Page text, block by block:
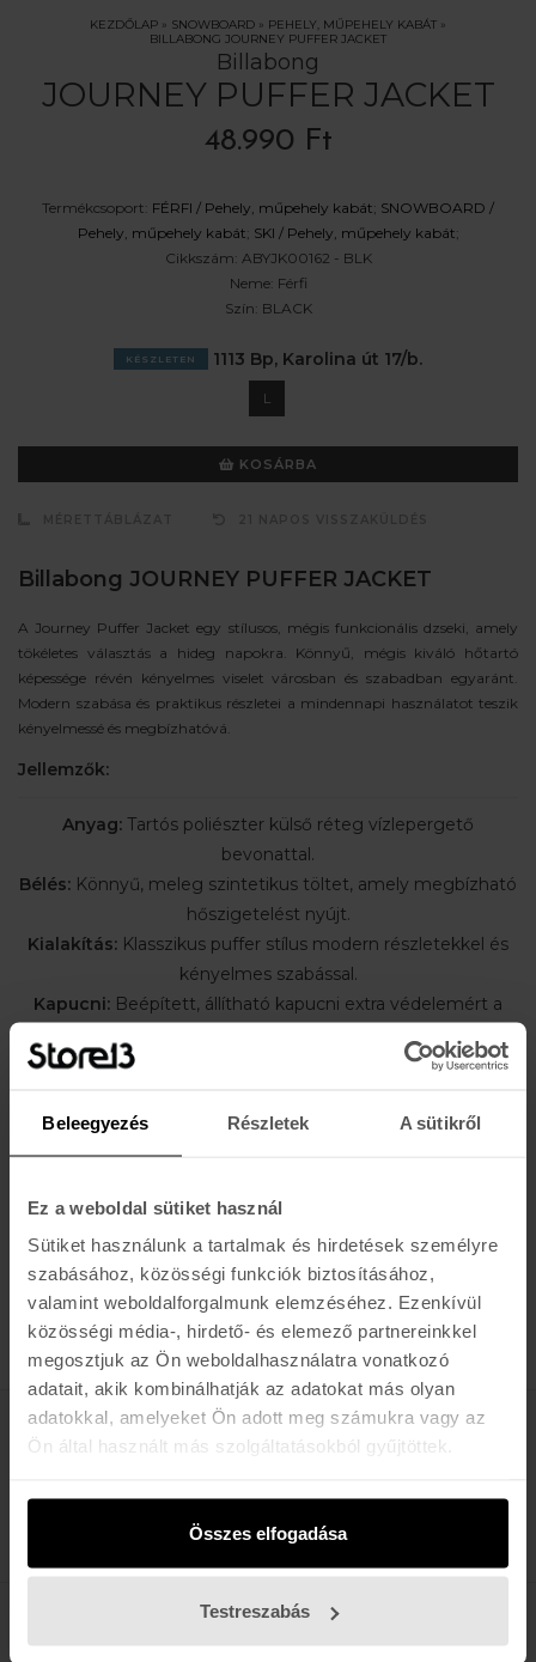
Beleegyezés Részletek A sütikről
Ez a weboldal sütiket használ
Sütiket használunk a tartalmak és hirdetések személyre
szabásához, közösségi funkciók biztosításához,
valamint weboldalforgalmunk elemzéséhez. Ezenkívül
közösségi média-, hirdető- és elemező partnereinkkel
megosztjuk az Ön weboldalhasználatra vonatkozó
adatait, akik kombinálhatják az adatokat más olyan
adatokkal, amelyeket Ön adott meg számukra vagy az
Ön által használt más szolgáltatásokból gyűjtöttek.
Összes elfogadása
Testreszabás
KEZDŐLAP » SNOWBOARD » PEHELY, MŰPEHELY KABÁT »
BILLABONG JOURNEY PUFFER JACKET
Billabong
JOURNEY PUFFER JACKET
48.990 Ft
Termékcsoport: FÉRFI / Pehely, műpehely kabát; SNOWBOARD /
Pehely, műpehely kabát; SKI / Pehely, műpehely kabát;
Cikkszám: ABYJK00162 - BLK
Neme: Férfi
Szín: BLACK
KÉSZLETEN 1113 Bp, Karolina út 17/b.
L
KOSÁRBA
Billabong JOURNEY PUFFER JACKET
A Journey Puffer Jacket egy stílusos, mégis funkcionális dzseki, amely
tökéletes választás a hideg napokra. Könnyű, mégis kiváló hőtartó
képessége révén kényelmes viselet városban és szabadban egyaránt.
Modern szabása és praktikus részletei a mindennapi használatot teszik
kényelmessé és megbízhatóvá.
Jellemzők:
Anyag: Tartós poliészter külső réteg vízlepergető
bevonattal.
Bélés: Könnyű, meleg szintetikus töltet, amely megbízható
hőszigetelést nyújt.
Kialakítás: Klasszikus puffer stílus modern részletekkel és
kényelmes szabással.
Kapucni: Beépített, állítható kapucni extra védelemért a
Zsebek:Oldalsó cipzáras zsebek a biztonságos tároláshoz.
komfort érdekében.
Felhasználás:Ideális hétköznapi viselethez, városi
Értesülj az újdonságokról, akciókról
E-MAIL
K A R O L I N A 17 / B